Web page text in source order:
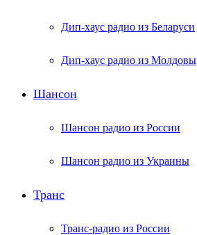
Дип-хаус радио из Беларуси
Дип-хаус радио из Молдовы
Шансон
Шансон радио из России
Шансон радио из Украины
Транс
Транс-радио из России